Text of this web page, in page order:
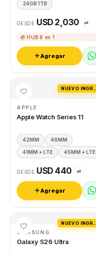
24GB 1TB
DESDE USD 2,030 ⇄
🎁 HUB 8 en 1
Agregar
APPLE
Apple Watch Series 11
42MM 46MM
41MM + LTE 45MM + LTE
DESDE USD 440 ⇄
Agregar
SAMSUNG
Galaxy S26 Ultra